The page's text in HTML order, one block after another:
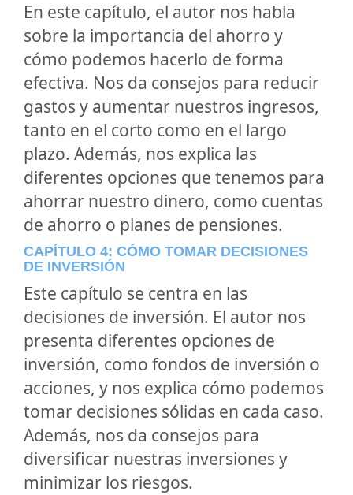
En este capítulo, el autor nos habla
sobre la importancia del ahorro y
cómo podemos hacerlo de forma
efectiva. Nos da consejos para reducir
gastos y aumentar nuestros ingresos,
tanto en el corto como en el largo
plazo. Además, nos explica las
diferentes opciones que tenemos para
ahorrar nuestro dinero, como cuentas
de ahorro o planes de pensiones.
CAPÍTULO 4: CÓMO TOMAR DECISIONES
DE INVERSIÓN
Este capítulo se centra en las
decisiones de inversión. El autor nos
presenta diferentes opciones de
inversión, como fondos de inversión o
acciones, y nos explica cómo podemos
tomar decisiones sólidas en cada caso.
Además, nos da consejos para
diversificar nuestras inversiones y
minimizar los riesgos.